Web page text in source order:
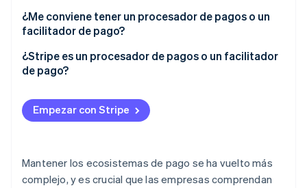
Ver ahora
¿Me conviene tener un procesador de pagos o un
facilitador de pago?
¿Stripe es un procesador de pagos o un facilitador
de pago?
Empezar con Stripe
Mantener los ecosistemas de pago se ha vuelto más
complejo, y es crucial que las empresas comprendan